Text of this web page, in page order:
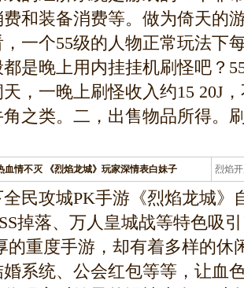
和装备消费等。做为倚天的
一个55级的人物正常玩法下
是晚上用内挂挂机刷怪吧？
，一晚上刷怪收入约15 20J
之类。二，出售物品所得。
血情不灭 《烈焰龙城》玩家深情表白妹子 烈焰
龙
民攻城PK手游《烈焰龙城》
掉落、万人皇城战等特色吸
的重度手游，却有着多样的休
系统、公会红包等等，让血